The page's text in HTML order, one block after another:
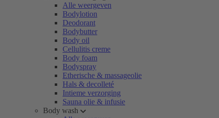
Alle weergeven
Bodylotion
Deodorant
Bodybutter
Body oil
Cellulitis creme
Body foam
Bodyspray
Etherische & massageolie
Hals & decolleté
Intieme verzorging
Sauna olie & infusie
Body wash